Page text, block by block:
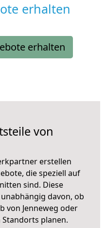
erhalten
erhalten
von
erstellen
die speziell auf
sind. Diese
davon, ob
von Jenneweg oder
planen.